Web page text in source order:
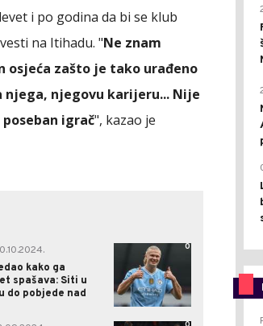
i po godina da bi se klub
na Itihadu. "Ne znam
osjeća zašto je tako urađeno
njega, njegovu karijeru... Nije
igrač", kazao je
kako ga
spašava: Siti u
do pobjede nad
0